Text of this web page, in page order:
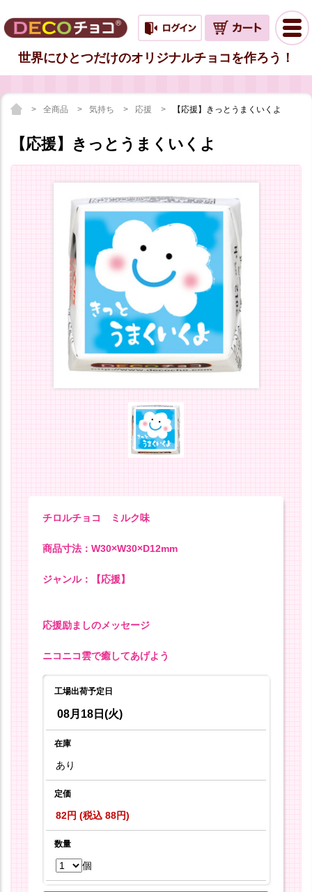
世界にひとつだけのオリジナルチョコを作ろう！
全商品 気持ち 応援 【応援】きっとうまくいくよ
【応援】きっとうまくいくよ
チロルチョコ ミルク味
商品寸法：W30×W30×D12mm
ジャンル：【応援】
応援励ましのメッセージ
ニコニコ雲で癒してあげよう
工場出荷予定日
08月18日(火)
在庫
あり
定価
82円 (税込 88円)
数量
個